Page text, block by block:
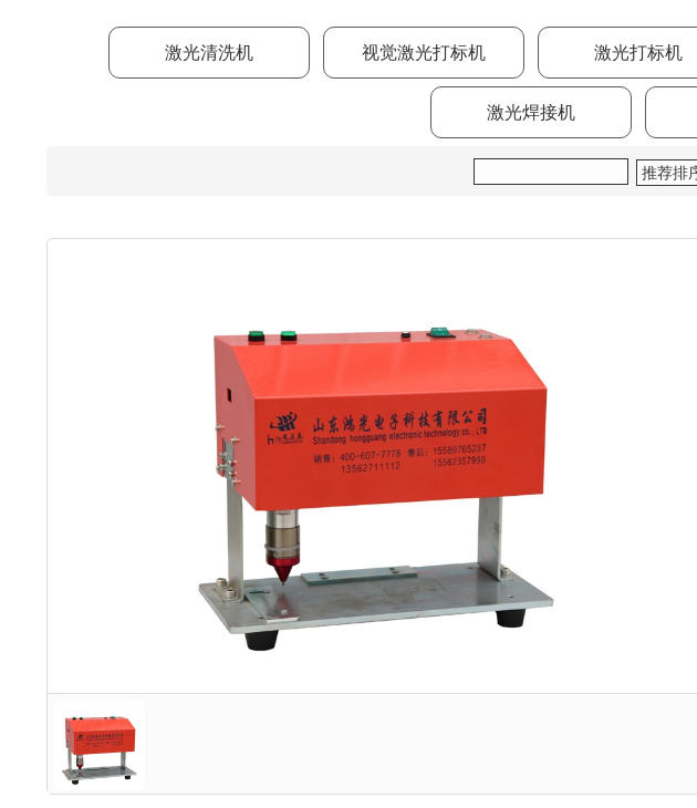
激光清洗机 视觉激光打标机 激光打标机
激光焊接机